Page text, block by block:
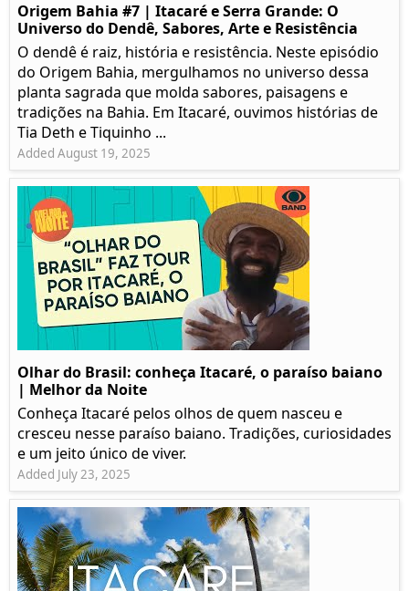
Origem Bahia #7 | Itacaré e Serra Grande: O
Universo do Dendê, Sabores, Arte e Resistência
O dendê é raiz, história e resistência. Neste episódio
do Origem Bahia, mergulhamos no universo dessa
planta sagrada que molda sabores, paisagens e
tradições na Bahia. Em Itacaré, ouvimos histórias de
Tia Deth e Tiquinho ...
Added August 19, 2025
Olhar do Brasil: conheça Itacaré, o paraíso baiano
| Melhor da Noite
Conheça Itacaré pelos olhos de quem nasceu e
cresceu nesse paraíso baiano. Tradições, curiosidades
e um jeito único de viver.
Added July 23, 2025